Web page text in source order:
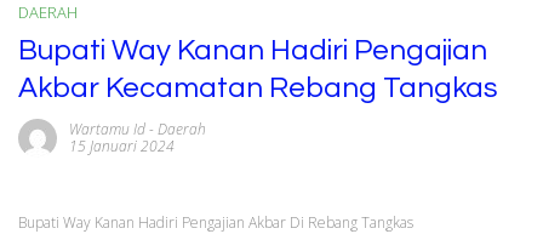
DAERAH
Bupati Way Kanan Hadiri Pengajian
Akbar Kecamatan Rebang Tangkas
Wartamu Id- Daerah
15 Januari 2024
Bupati Way Kanan Hadiri Pengajian Akbar Di Rebang Tangkas